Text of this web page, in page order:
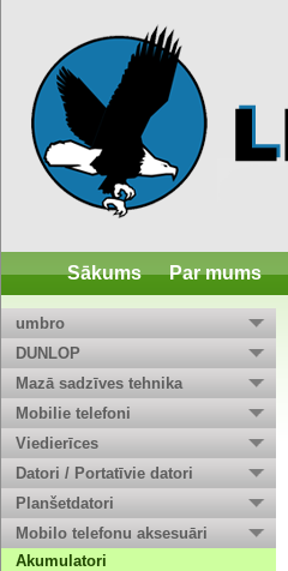
Sākums Par mums
umbro
DUNLOP
Mazā sadzīves tehnika
Mobilie telefoni
Viedierīces
Datori / Portatīvie datori
Planšetdatori
Mobilo telefonu aksesuāri
Akumulatori